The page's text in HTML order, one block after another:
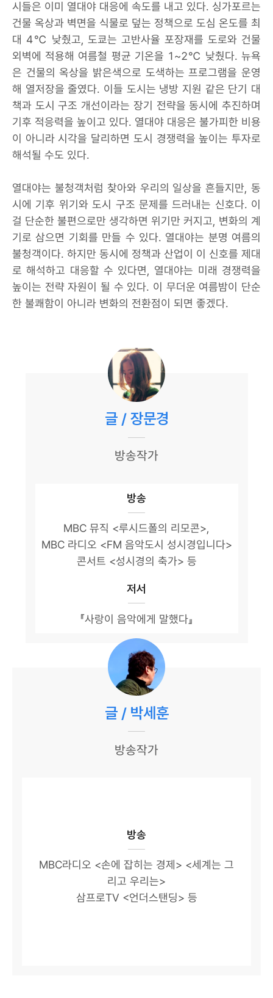
시들은 이미 열대야 대응에 속도를 내고 있다. 싱가포르는
건물 옥상과 벽면을 식물로 덮는 정책으로 도심 온도를 최
대 4℃ 낮췄고, 도쿄는 고반사율 포장재를 도로와 건물
외벽에 적용해 여름철 평균 기온을 1~2℃ 낮췄다. 뉴욕
은 건물의 옥상을 밝은색으로 도색하는 프로그램을 운영
해 열저장을 줄였다. 이들 도시는 냉방 지원 같은 단기 대
책과 도시 구조 개선이라는 장기 전략을 동시에 추진하며
기후 적응력을 높이고 있다. 열대야 대응은 불가피한 비용
이 아니라 시각을 달리하면 도시 경쟁력을 높이는 투자로
해석될 수도 있다.
열대야는 불청객처럼 찾아와 우리의 일상을 흔들지만, 동
시에 기후 위기와 도시 구조 문제를 드러내는 신호다. 이
걸 단순한 불편으로만 생각하면 위기만 커지고, 변화의 계
기로 삼으면 기회를 만들 수 있다. 열대야는 분명 여름의
불청객이다. 하지만 동시에 정책과 산업이 이 신호를 제대
로 해석하고 대응할 수 있다면, 열대야는 미래 경쟁력을
높이는 전략 자원이 될 수 있다. 이 무더운 여름밤이 단순
한 불쾌함이 아니라 변화의 전환점이 되면 좋겠다.
글 / 장문경
방송작가
방송
MBC 뮤직 <루시드폴의 리모콘>,
MBC 라디오 <FM 음악도시 성시경입니다>
콘서트 <성시경의 축가> 등
저서
『사랑이 음악에게 말했다』
글 / 박세훈
방송작가
방송
MBC라디오 <손에 잡히는 경제> <세계는 그
리고 우리는>
삼프로TV <언더스탠딩> 등